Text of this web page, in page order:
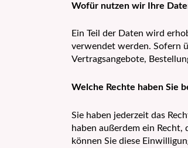
Wofür nutzen wir Ihre
Ein Teil der Daten wird
verwendet werden. Sofern
Vertragsangebote,
Welche Rechte haben Sie
Sie haben jederzeit das
haben außerdem ein
können Sie diese